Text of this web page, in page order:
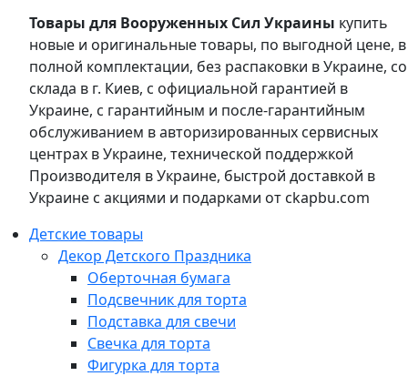
Товары для Вооруженных Сил Украины купить
новые и оригинальные товары, по выгодной цене, в
полной комплектации, без распаковки в Украине, со
склада в г. Киев, с официальной гарантией в
Украине, с гарантийным и после-гарантийным
обслуживанием в авторизированных сервисных
центрах в Украине, технической поддержкой
Производителя в Украине, быстрой доставкой в
Украине с акциями и подарками от ckapbu.com
Детские товары
Декор Детского Праздника
Оберточная бумага
Подсвечник для торта
Подставка для свечи
Свечка для торта
Фигурка для торта